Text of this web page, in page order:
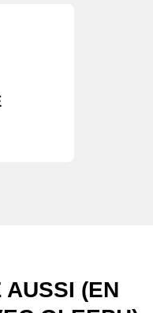
AUSSI (EN